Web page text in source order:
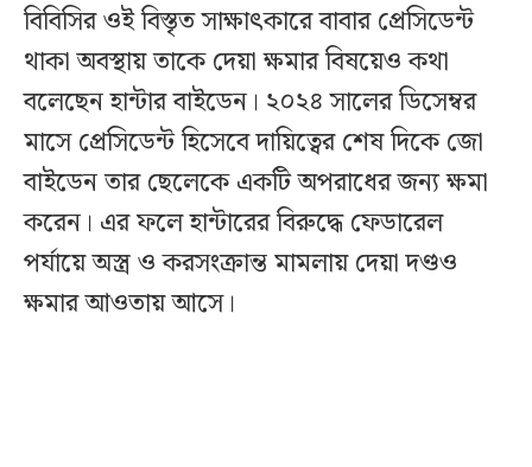
বিবিসির ওই বিস্তৃত সাক্ষাৎকারে বাবার প্রেসিডেন্ট
থাকা অবস্থায় তাকে দেয়া ক্ষমার বিষয়েও কথা
বলেছেন হান্টার বাইডেন। ২০২৪ সালের ডিসেম্বর
মাসে প্রেসিডেন্ট হিসেবে দায়িত্বের শেষ দিকে জো
বাইডেন তার ছেলেকে একটি অপরাধের জন্য ক্ষমা
করেন। এর ফলে হান্টারের বিরুদ্ধে ফেডারেল
পর্যায়ে অস্ত্র ও করসংক্রান্ত মামলায় দেয়া দণ্ডও
ক্ষমার আওতায় আসে।